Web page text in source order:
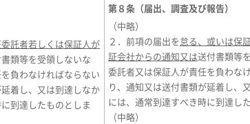
託者若しくは保証人が
類等を受領しないな
負わなければならない
着し、又は到達しなか
到達したものとしま
第８条（届出、調査及び報告）
（中略）
２．前項の届出を怠る、或いは保
証会社からの通知又は送付書類等
委託者又は保証人が責任を負わな
り、通知又は送付書類が延着し、
には、通常到達すべき時に到達し
（中略）